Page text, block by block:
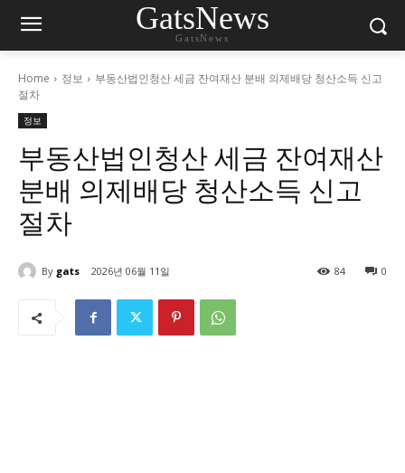
GatsNews
GatsNews
Home 정보
부동산법인청산 세금 잔여재산 분배 의제배당 청산소득 신고
절차
정보
부동산법인청산 세금 잔여재산
분배 의제배당 청산소득 신고
절차
By gats 2026년 06월 11일 0
84